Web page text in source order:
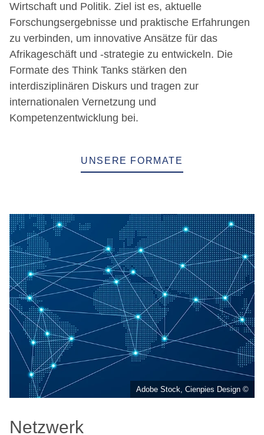
Wirtschaft und Politik. Ziel ist es, aktuelle
Forschungsergebnisse und praktische Erfahrungen
zu verbinden, um innovative Ansätze für das
Afrikageschäft und -strategie zu entwickeln. Die
Formate des Think Tanks stärken den
interdisziplinären Diskurs und tragen zur
internationalen Vernetzung und
Kompetenzentwicklung bei.
UNSERE FORMATE
Adobe Stock, Cienpies Design ©
Netzwerk